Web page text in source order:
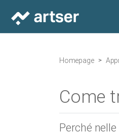
Homepage
Come
Perché